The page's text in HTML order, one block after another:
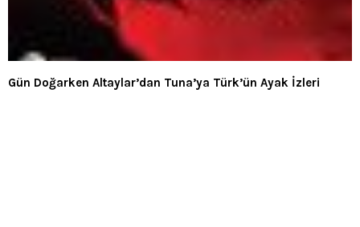
Gün Doğarken Altaylar’dan Tuna’ya Türk’ün Ayak İzleri